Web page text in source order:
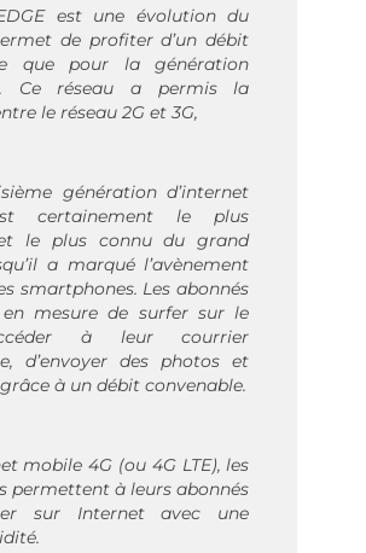
est une évolution du
de profiter d’un débit
que pour la génération
Ce réseau a permis la
le réseau 2G et 3G,
génération d’internet
certainement le plus
le plus connu du grand
a marqué l’avènement
smartphones. Les abonnés
mesure de surfer sur le
à leur courrier
d’envoyer des photos et
à un débit convenable.
mobile 4G (ou 4G LTE), les
permettent à leurs abonnés
sur Internet avec une